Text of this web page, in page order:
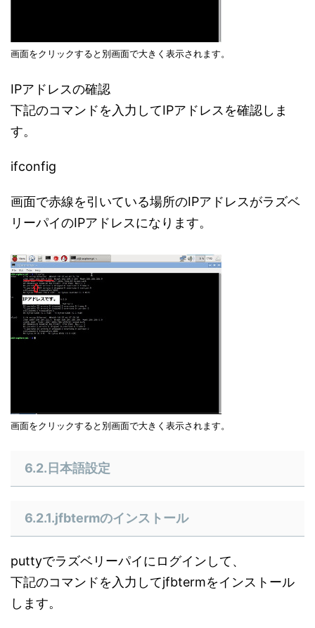
画面をクリックすると別画面で大きく表示されます。
IPアドレスの確認
下記のコマンドを入力してIPアドレスを確認しま
す。
ifconfig
画面で赤線を引いている場所のIPアドレスがラズベ
リーパイのIPアドレスになります。
画面をクリックすると別画面で大きく表示されます。
6.2.日本語設定
6.2.1.jfbtermのインストール
puttyでラズベリーパイにログインして、
下記のコマンドを入力してjfbtermをインストール
します。